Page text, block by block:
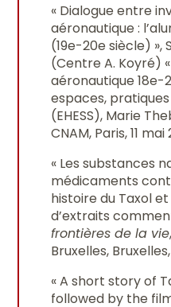
« Dialogue entre
aéronautique :
(19e-20e siècle) »,
(Centre A. Koyré)
aéronautique 18e-
espaces,
(EHESS), Marie
CNAM, Paris, 11 mai
« Les substances
médicaments
histoire du Taxol
d’extraits
frontières de la vie
Bruxelles,
« A short story of
followed by the